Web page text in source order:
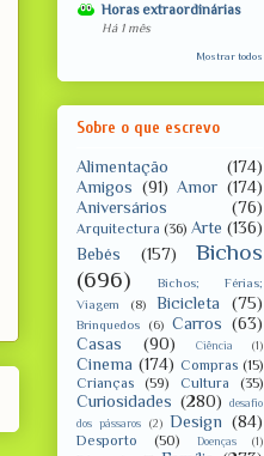
Horas extraordinárias
Há 1 mês
Mostrar todos
Sobre o que escrevo
Alimentação
(174)
Amigos (91) Amor (174)
Aniversários
(76)
Arquitectura (36) Arte (136)
Bebés
(157)
Bichos
(696)
Bichos; Férias;
Viagem
(8) Bicicleta (75)
Brinquedos (6) Carros (63)
Casas
(90) Ciência (1)
Cinema (174) Compras (15)
Crianças
(59) Cultura (35)
Curiosidades (280)
desafio
dos pássaros
(2) Design (84)
Desporto (50) Doenças (1)